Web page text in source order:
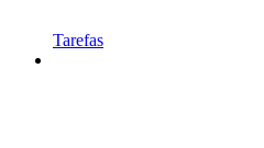
Tarefas